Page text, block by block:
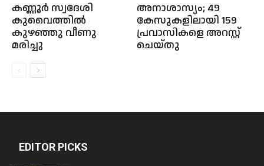
കണ്ണൂർ സ്വദേശി
കുവൈത്തിൽ
കുഴഞ്ഞു വീണു
മരിച്ചു
അനാശാസ്യം; 49
കേസുകളിലായി 159
പ്രവാസികളെ അറസ്റ്റ്
ചെയ്തു
EDITOR PICKS